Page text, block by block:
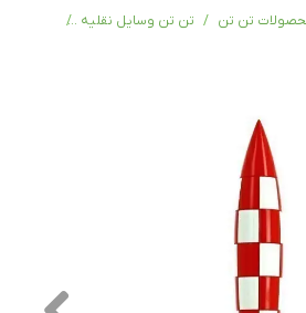
تن تن تن تن وسایل نقلیه